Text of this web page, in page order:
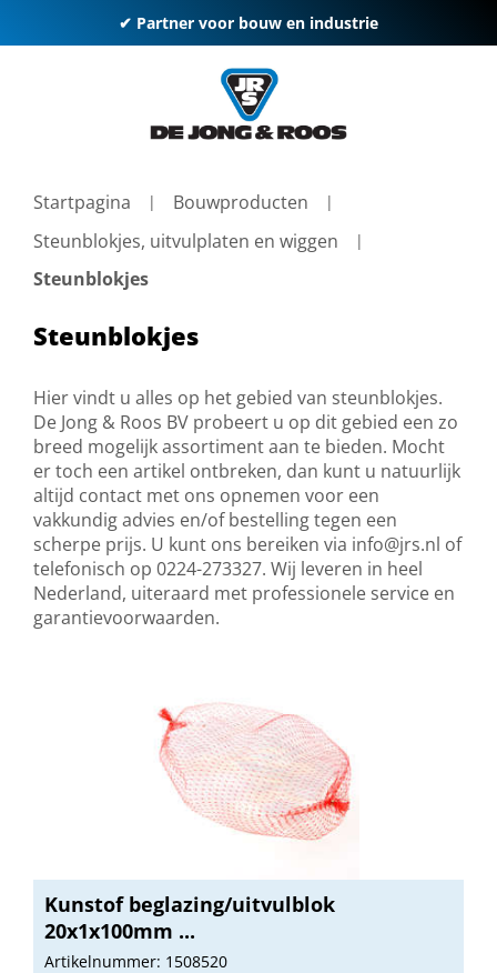
✔ Partner voor bouw en industrie
Startpagina
Bouwproducten
Steunblokjes, uitvulplaten en wiggen
Steunblokjes
Steunblokjes
Hier vindt u alles op het gebied van steunblokjes.
De Jong & Roos BV probeert u op dit gebied een zo
breed mogelijk assortiment aan te bieden. Mocht
er toch een artikel ontbreken, dan kunt u natuurlijk
altijd contact met ons opnemen voor een
vakkundig advies en/of bestelling tegen een
scherpe prijs. U kunt ons bereiken via info@jrs.nl of
telefonisch op 0224-273327. Wij leveren in heel
Nederland, uiteraard met professionele service en
garantievoorwaarden.
Kunstof beglazing/uitvulblok
20x1x100mm ...
Artikelnummer: 1508520